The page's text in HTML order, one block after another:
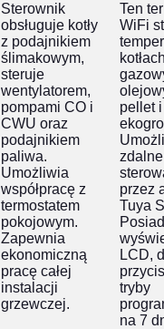
Sterownik
obsługuje kotły
z podajnikiem
ślimakowym,
steruje
wentylatorem,
pompami CO i
CWU oraz
podajnikiem
paliwa.
Umożliwia
współpracę z
termostatem
pokojowym.
Zapewnia
ekonomiczną
pracę całej
instalacji
grzewczej.
Ten
WiFi
pellet i
zdalne
przez
Tuya
LCD,
tryby
na 7